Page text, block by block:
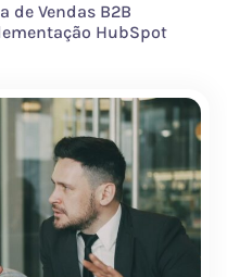
de Vendas B2B
HubSpot